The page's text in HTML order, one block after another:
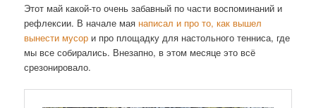
Этот май какой-то очень забавный по части воспоминаний и
рефлексии. В начале мая написал и про то, как вышел
вынести мусор и про площадку для настольного тенниса, где
мы все собирались. Внезапно, в этом месяце это всё
срезонировало.